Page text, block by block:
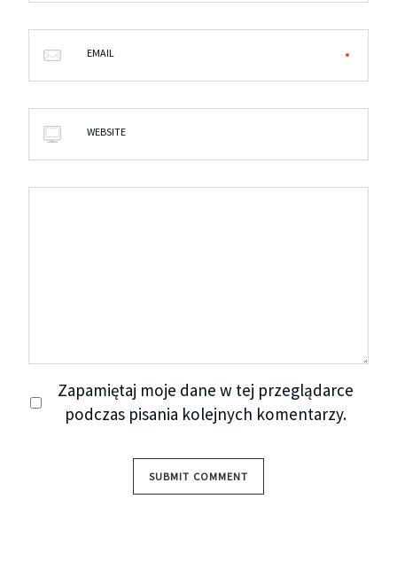
EMAIL
WEBSITE
Zapamiętaj moje dane w tej przeglądarce
podczas pisania kolejnych komentarzy.